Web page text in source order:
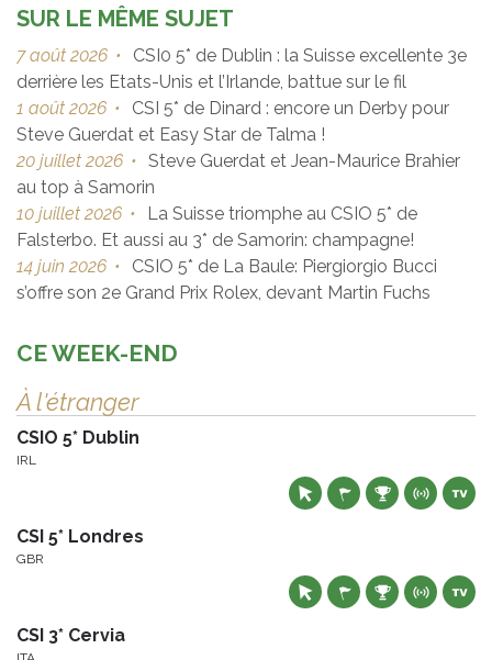
SUR LE MÊME SUJET
7 août 2026 •
CSI0 5* de Dublin : la Suisse excellente 3e
derrière les Etats-Unis et l’Irlande, battue sur le fil
1 août 2026 •
CSI 5* de Dinard : encore un Derby pour
Steve Guerdat et Easy Star de Talma !
20 juillet 2026 • Steve Guerdat et Jean-Maurice Brahier
au top à Samorin
10 juillet 2026 •
La Suisse triomphe au CSIO 5* de
Falsterbo. Et aussi au 3* de Samorin: champagne!
14 juin 2026 •
CSIO 5* de La Baule: Piergiorgio Bucci
s’offre son 2e Grand Prix Rolex, devant Martin Fuchs
CE WEEK-END
À l'étranger
CSIO 5* Dublin
IRL
CSI 5* Londres
GBR
CSI 3* Cervia